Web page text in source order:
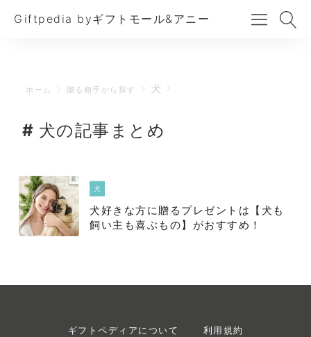
Giftpedia byギフトモール&アニー
ホーム 贈る相手から探す 犬
犬の記事まとめ
犬
犬好きな方に贈るプレゼントは【犬も
飼い主も喜ぶもの】がおすすめ！
ギフトペディアについて
利用規約